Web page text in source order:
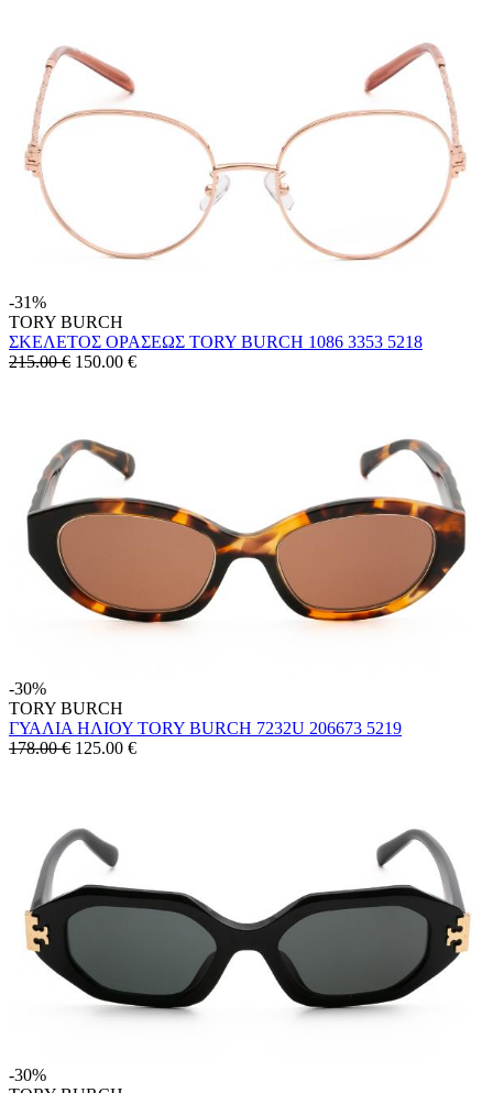
-31%
TORY BURCH
ΣΚΕΛΕΤΟΣ ΟΡΑΣΕΩΣ TORY BURCH 1086 3353 5218
215.00 € 150.00 €
-30%
TORY BURCH
ΓΥΑΛΙΑ ΗΛΙΟΥ TORY BURCH 7232U 206673 5219
178.00 € 125.00 €
-30%